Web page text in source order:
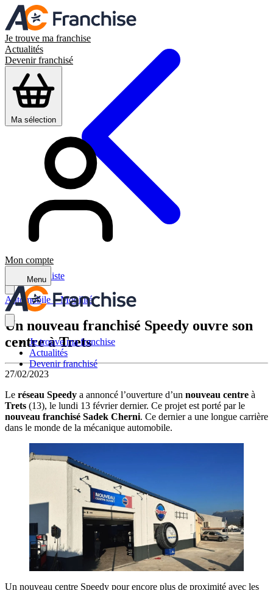
Je trouve ma franchise
Actualités
Devenir franchisé
Ma sélection
Mon compte
Menu
Je trouve ma franchise
Actualités
Devenir franchisé
Retour à la liste
Automobile – Mobilité
Un nouveau franchisé Speedy ouvre son
centre à Trets
27/02/2023
Le réseau Speedy a annoncé l’ouverture d’un nouveau centre à
Trets (13), le lundi 13 février dernier. Ce projet est porté par le
nouveau franchisé Sadek Cherni. Ce dernier a une longue carrière
dans le monde de la mécanique automobile.
Un nouveau centre Speedy pour encore plus de proximité avec les